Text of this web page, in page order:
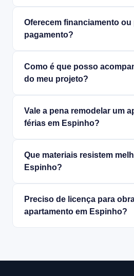
Oferecem financiamento ou
pagamento?
Como é que posso
do meu projeto?
Vale a pena remodelar um
férias em Espinho?
Que materiais resistem
Espinho?
Preciso de licença para
apartamento em Espinho?